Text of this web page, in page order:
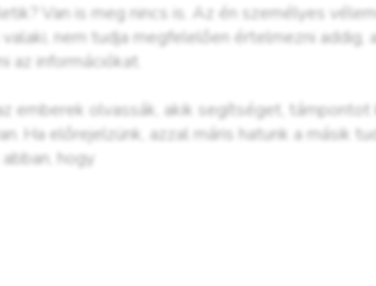
Van is meg nincs is. Az én személyes
nem tudja megfelelően értelmezni addig,
az információkat.
emberek olvassák, akik segítséget,
előrejelzünk, azzal máris hatunk a másik
hogy